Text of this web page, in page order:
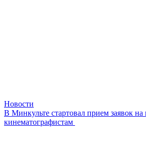
Новости
В Минкульте стартовал прием заявок
кинематографистам